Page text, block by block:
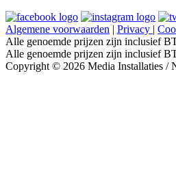
Algemene voorwaarden | Privacy |
Alle genoemde prijzen zijn inclusief
Alle genoemde prijzen zijn inclusief
Copyright © 2026 Media Installaties /